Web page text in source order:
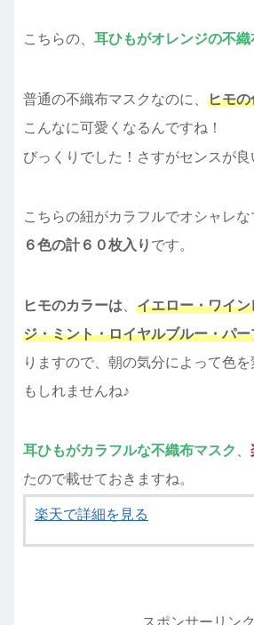
こちらの、 耳ひもがオレンジの不織
普通の不織布マスクなのに、 ヒモの
こんなに可愛くなるんですね！
びっくりでした！さすがセンスが良
こちらの紐がカラフルでオシャレな
６色の計６０枚入り です。
ヒモのカラーは
イエロー・ワイ
ジ・ミント・ロイヤルブルー・パ
りますので、朝の気分によって色
もしれませんね♪
耳ひもがカラフルな不織布マスク
たので載せておきますね。
楽天で詳細を見る